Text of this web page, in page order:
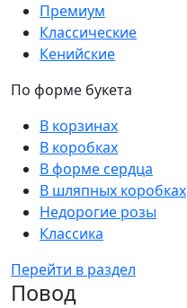
Премиум
Классические
Кенийские
По форме букета
В корзинах
В коробках
В форме сердца
В шляпных коробках
Недорогие розы
Классика
Перейти в раздел
Повод